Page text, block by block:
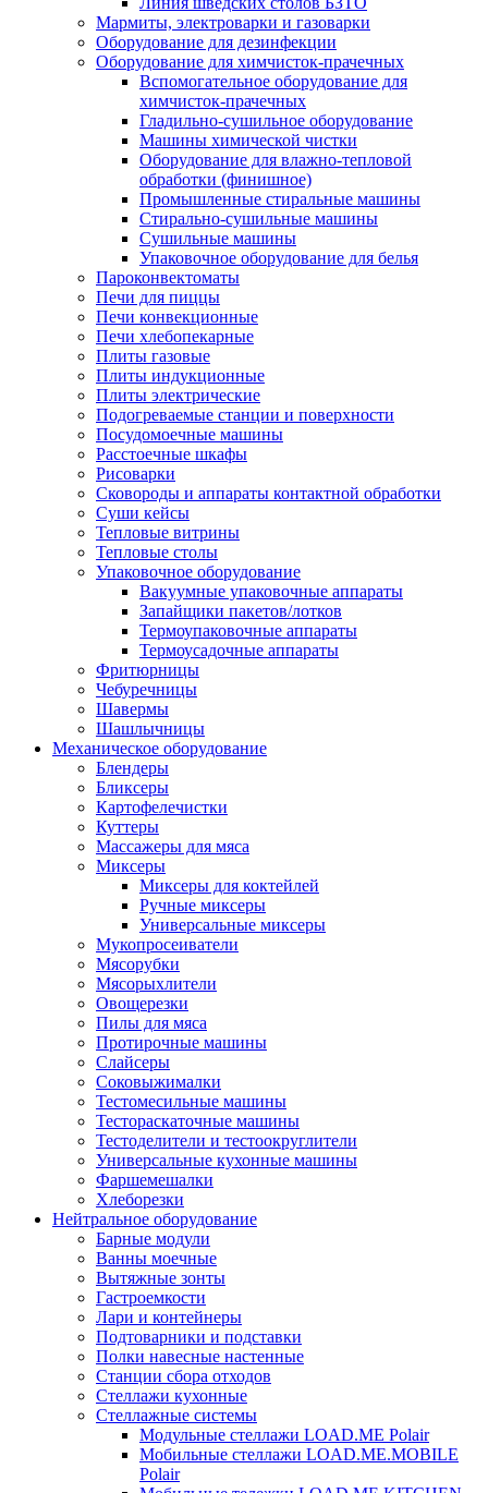
Мармиты, электроварки и газоварки
Оборудование для дезинфекции
Оборудование для химчисток-прачечных
Вспомогательное оборудование для
химчисток-прачечных
Гладильно-сушильное оборудование
Машины химической чистки
Оборудование для влажно-тепловой
обработки (финишное)
Промышленные стиральные машины
Стирально-сушильные машины
Сушильные машины
Упаковочное оборудование для белья
Пароконвектоматы
Печи для пиццы
Печи конвекционные
Печи хлебопекарные
Плиты газовые
Плиты индукционные
Плиты электрические
Подогреваемые станции и поверхности
Посудомоечные машины
Расстоечные шкафы
Рисоварки
Сковороды и аппараты контактной обработки
Суши кейсы
Тепловые витрины
Тепловые столы
Упаковочное оборудование
Вакуумные упаковочные аппараты
Запайщики пакетов/лотков
Термоупаковочные аппараты
Термоусадочные аппараты
Фритюрницы
Чебуречницы
Шавермы
Шашлычницы
Механическое оборудование
Блендеры
Бликсеры
Картофелечистки
Куттеры
Массажеры для мяса
Миксеры
Миксеры для коктейлей
Ручные миксеры
Универсальные миксеры
Мукопросеиватели
Мясорубки
Мясорыхлители
Овощерезки
Пилы для мяса
Протирочные машины
Слайсеры
Соковыжималки
Тестомесильные машины
Тестораскаточные машины
Тестоделители и тестоокруглители
Универсальные кухонные машины
Фаршемешалки
Хлеборезки
Нейтральное оборудование
Барные модули
Ванны моечные
Вытяжные зонты
Гастроемкости
Лари и контейнеры
Подтоварники и подставки
Полки навесные настенные
Станции сбора отходов
Стеллажи кухонные
Стеллажные системы
Модульные стеллажи LOAD.ME Polair
Мобильные стеллажи LOAD.ME.MOBILE
Polair